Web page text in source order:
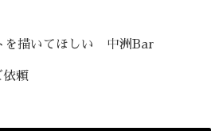
を描いてほしい 中洲Bar
頼